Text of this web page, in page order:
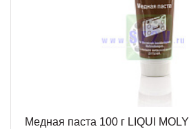
Медная паста 100 г LIQUI MOLY